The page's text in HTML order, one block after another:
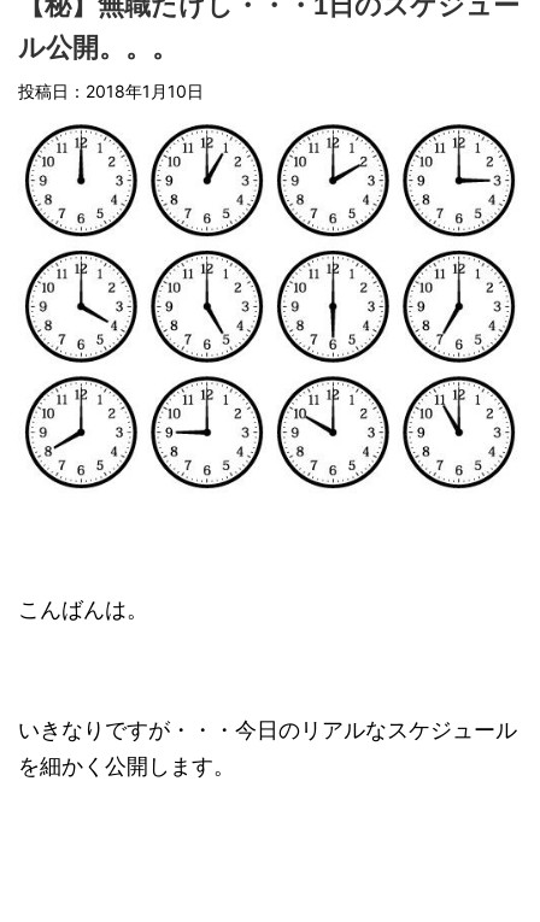
ル公開。。。
投稿日：2018年1月10日
こんばんは。
いきなりですが・・・今日のリアルなスケジュール
を細かく公開します。